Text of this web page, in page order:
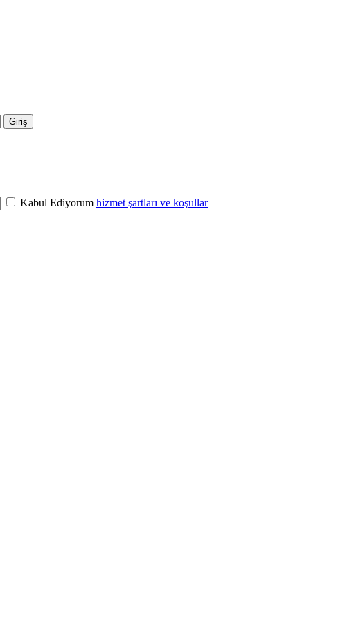
Giriş
Kabul Ediyorum hizmet şartları ve koşullar